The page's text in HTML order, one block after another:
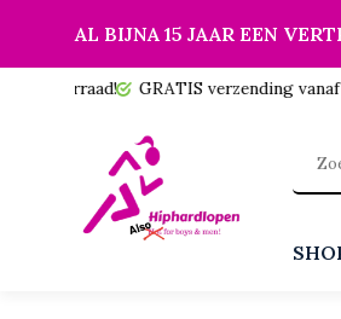
AL BIJNA 15 JAAR EEN
GRATIS verzending vanaf €